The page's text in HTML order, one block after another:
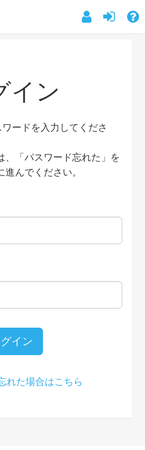
イン
ードを入力してくださ
、「パスワード忘れた」を
んでください。
イン
れた場合はこちら